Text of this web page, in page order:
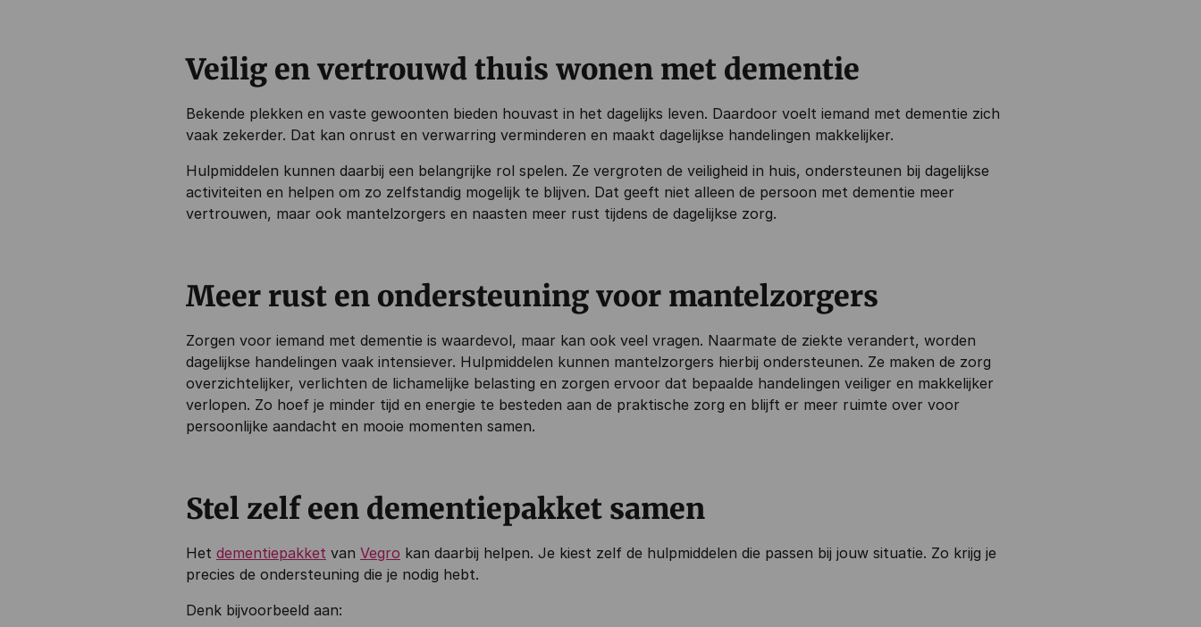
Veilig en vertrouwd thuis wonen met dementie
Bekende plekken en vaste gewoonten bieden houvast in het dagelijks leven. Daardoor voelt iemand met dementie zich
vaak zekerder. Dat kan onrust en verwarring verminderen en maakt dagelijkse handelingen makkelijker.
Hulpmiddelen kunnen daarbij een belangrijke rol spelen. Ze vergroten de veiligheid in huis, ondersteunen bij dagelijkse
activiteiten en helpen om zo zelfstandig mogelijk te blijven. Dat geeft niet alleen de persoon met dementie meer
vertrouwen, maar ook mantelzorgers en naasten meer rust tijdens de dagelijkse zorg.
Meer rust en ondersteuning voor mantelzorgers
Zorgen voor iemand met dementie is waardevol, maar kan ook veel vragen. Naarmate de ziekte verandert, worden
dagelijkse handelingen vaak intensiever. Hulpmiddelen kunnen mantelzorgers hierbij ondersteunen. Ze maken de zorg
overzichtelijker, verlichten de lichamelijke belasting en zorgen ervoor dat bepaalde handelingen veiliger en makkelijker
verlopen. Zo hoef je minder tijd en energie te besteden aan de praktische zorg en blijft er meer ruimte over voor
persoonlijke aandacht en mooie momenten samen.
Stel zelf een dementiepakket samen
Het dementiepakket van Vegro kan daarbij helpen. Je kiest zelf de hulpmiddelen die passen bij jouw situatie. Zo krijg je
precies de ondersteuning die je nodig hebt.
Denk bijvoorbeeld aan: